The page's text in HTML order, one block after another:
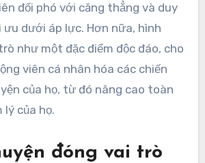
đối phó với căng thẳng và duy
dưới áp lực. Hơn nữa, hình
như một đặc điểm độc đáo, cho
viên cá nhân hóa các chiến
của họ, từ đó nâng cao toàn
của họ.
đóng vai trò